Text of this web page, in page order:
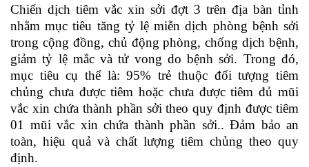
Chiến dịch tiêm vắc xin sởi đợt 3 trên địa bàn tỉnh
nhằm mục tiêu tăng tỷ lệ miễn dịch phòng bệnh sởi
trong cộng đồng, chủ động phòng, chống dịch bệnh,
giảm tỷ lệ mắc và tử vong do bệnh sởi. Trong đó,
mục tiêu cụ thể là: 95% trẻ thuộc đối tượng tiêm
chủng chưa được tiêm hoặc chưa được tiêm đủ mũi
vắc xin chứa thành phần sởi theo quy định được tiêm
01 mũi vắc xin chứa thành phần sởi.. Đảm bảo an
toàn, hiệu quả và chất lượng tiêm chủng theo quy
định.